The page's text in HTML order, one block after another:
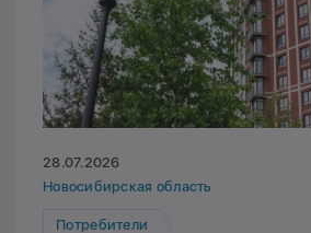
28.07.2026
Новосибирская область
Потребители